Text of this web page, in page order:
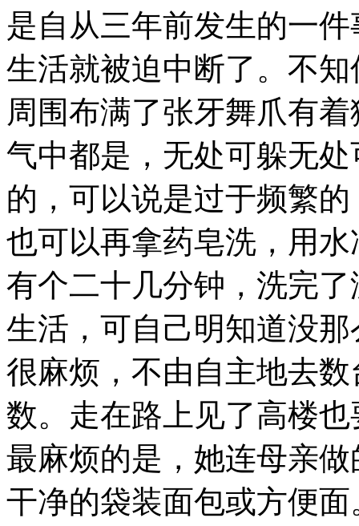
是自从三年前发生的一
生活就被迫中断了。不
周围布满了张牙舞爪有
气中都是，无处可躲无
的，可以说是过于频繁
也可以再拿药皂洗，用
有个二十几分钟，洗完
生活，可自己明知道没
很麻烦，不由自主地去
数。走在路上见了高楼
最麻烦的是，她连母亲
干净的袋装面包或方便